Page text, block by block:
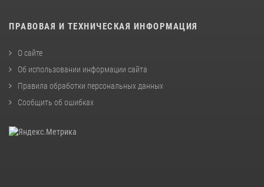
ПРАВОВАЯ И ТЕХНИЧЕСКАЯ ИНФОРМАЦИЯ
О сайте
Об использовании информации сайта
Правила обработки персональных данных
Сообщить об ошибках